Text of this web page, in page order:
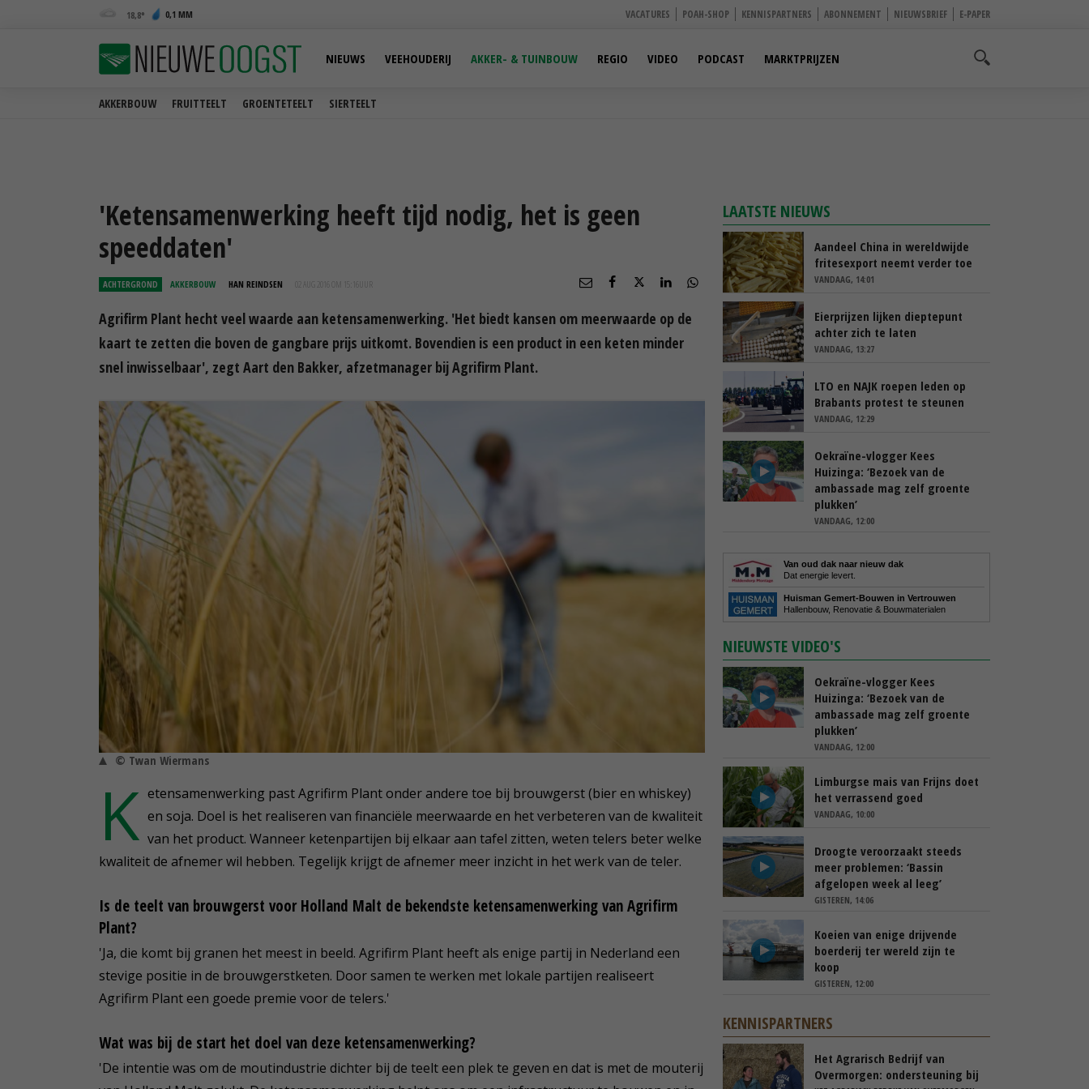
18,8 0,1 MM VACATURES POAH-SHOP KENNISPARTNERS ABONNEMENT NIEUWSBRIEF E-PAPER
AKKERBOUW FRUITTEELT GROENTETEELT SIERTEELT
NIEUWS VEEHOUDERIJ AKKER- & TUINBOUW REGIO VIDEO PODCAST MARKTPRIJZEN
'Ketensamenwerking heeft tijd nodig, het is geen
speeddaten'
ACHTERGROND AKKERBOUW HAN REINDSEN 02 AUG 2016 OM 15:16
Agrifirm Plant hecht veel waarde aan ketensamenwerking. 'Het biedt kansen om meerwaarde op de
kaart te zetten die boven de gangbare prijs uitkomt. Bovendien is een product in een keten minder
snel inwisselbaar', zegt Aart den Bakker, afzetmanager bij Agrifirm Plant.
© Twan Wiermans
K etensamenwerking past Agrifirm Plant onder andere toe bij brouwgerst (bier en whiskey)
en soja. Doel is het realiseren van financiële meerwaarde en het verbeteren van de kwaliteit
van het product. Wanneer ketenpartijen bij elkaar aan tafel zitten, weten telers beter welke
kwaliteit de afnemer wil hebben. Tegelijk krijgt de afnemer meer inzicht in het werk van de teler.
Is de teelt van brouwgerst voor Holland Malt de bekendste ketensamenwerking van Agrifirm
Plant?
'Ja, die komt bij granen het meest in beeld. Agrifirm Plant heeft als enige partij in Nederland een
stevige positie in de brouwgerstketen. Door samen te werken met lokale partijen realiseert
Agrifirm Plant een goede premie voor de telers.'
Wat was bij de start het doel van deze ketensamenwerking?
'De intentie was om de moutindustrie dichter bij de teelt een plek te geven en dat is met de mouterij
LAATSTE NIEUWS
Aandeel China in wereldwijde
fritesexport neemt verder toe
VANDAAG, 14:01
Eierprijzen lijken dieptepunt
achter zich te laten
VANDAAG, 13:27
LTO en NAJK roepen leden op
Brabants protest te steunen
VANDAAG, 12:29
Oekraïne-vlogger Kees
Huizinga: ‘Bezoek van de
ambassade mag zelf groente
plukken’
VANDAAG, 12:00
Van oud dak naar nieuw dak
Dat energie levert.
Huisman Gemert-Bouwen in Vertrouwen
Hallenbouw, Renovatie & Bouwmaterialen
NIEUWSTE VIDEO'S
Oekraïne-vlogger Kees
Huizinga: ‘Bezoek van de
ambassade mag zelf groente
plukken’
VANDAAG, 12:00
Limburgse mais van Frijns doet
het verrassend goed
VANDAAG, 10:00
Droogte veroorzaakt steeds
meer problemen: ‘Bassin
afgelopen week al leeg’
GISTEREN, 14:06
Koeien van enige drijvende
boerderij ter wereld zijn te
koop
GISTEREN, 12:00
KENNISPARTNERS
Het Agrarisch Bedrijf van
Overmorgen: ondersteuning bij